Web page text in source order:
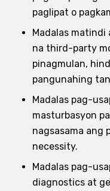
paglipat o
Madalas
na third-party
pinagmulan,
pangunahing
Madalas pag-
masturbasyon
nagsasama ang
necessity.
Madalas pag-
diagnostics at